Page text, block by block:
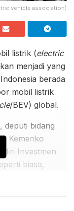
vehicle association)
listrik (electric
menjadi yang
berada
mobil listrik
/BEV) global.
deputi bidang
Kemenko
Investmen
biasa,